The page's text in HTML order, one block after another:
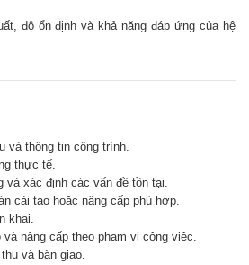
độ ổn định và khả năng đáp ứng của hệ
và thông tin công trình.
thực tế.
và xác định các vấn đề tồn tại.
cải tạo hoặc nâng cấp phù hợp.
khai.
nâng cấp theo phạm vi công việc.
và bàn giao.